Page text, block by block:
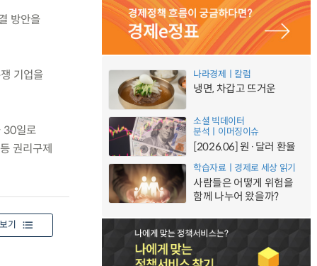
방안을
기업을
30일로
권리구제
기
나라경제ㅣ칼럼
냉면, 차갑고 뜨거운
소셜 빅데이터
분석ㅣ이머징이슈
[2026.06] 원·달러 환율
학습자료ㅣ경제로 세상 읽기
사람들은 어떻게 위험을
함께 나누어 왔을까?